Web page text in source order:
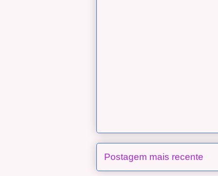
Postagem mais recente